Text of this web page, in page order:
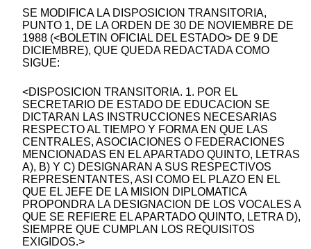
SE MODIFICA LA DISPOSICION TRANSITORIA,
PUNTO 1, DE LA ORDEN DE 30 DE NOVIEMBRE DE
1988 (<BOLETIN OFICIAL DEL ESTADO> DE 9 DE
DICIEMBRE), QUE QUEDA REDACTADA COMO
SIGUE:
<DISPOSICION TRANSITORIA. 1. POR EL
SECRETARIO DE ESTADO DE EDUCACION SE
DICTARAN LAS INSTRUCCIONES NECESARIAS
RESPECTO AL TIEMPO Y FORMA EN QUE LAS
CENTRALES, ASOCIACIONES O FEDERACIONES
MENCIONADAS EN EL APARTADO QUINTO, LETRAS
A), B) Y C) DESIGNARAN A SUS RESPECTIVOS
REPRESENTANTES, ASI COMO EL PLAZO EN EL
QUE EL JEFE DE LA MISION DIPLOMATICA
PROPONDRA LA DESIGNACION DE LOS VOCALES A
QUE SE REFIERE EL APARTADO QUINTO, LETRA D),
SIEMPRE QUE CUMPLAN LOS REQUISITOS
EXIGIDOS.>